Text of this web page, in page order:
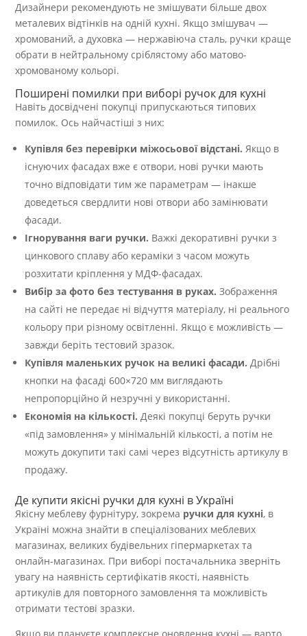
Дизайнери рекомендують не змішувати більше двох
металевих відтінків на одній кухні. Якщо змішувач —
хромований, а духовка — нержавіюча сталь, ручки краще
обрати в нейтральному сріблястому або матово-
хромованому кольорі.
Поширені помилки при виборі ручок для кухні
Навіть досвідчені покупці припускаються типових
помилок. Ось найчастіші з них:
Купівля без перевірки міжосьової відстані. Якщо в
існуючих фасадах вже є отвори, нові ручки мають
точно відповідати тим же параметрам — інакше
доведеться свердлити нові отвори або замінювати
фасади.
Ігнорування ваги ручки. Важкі декоративні ручки з
цинкового сплаву або кераміки з часом можуть
розхитати кріплення у МДФ-фасадах.
Вибір за фото без тестування в руках. Зображення
на сайті не передає ні відчуття матеріалу, ні реального
кольору при різному освітленні. Якщо є можливість —
завжди беріть тестовий зразок.
Купівля маленьких ручок на великі фасади. Дрібні
кнопки на фасаді 600×720 мм виглядають
непропорційно й незручні у використанні.
Економія на кількості. Деякі покупці беруть ручки
«під замовлення» у мінімальній кількості, а потім не
можуть докупити такі самі через відсутність артикулу в
продажу.
Де купити якісні ручки для кухні в Україні
Якісну меблеву фурнітуру, зокрема ручки для кухні, в
Україні можна знайти в спеціалізованих меблевих
магазинах, великих будівельних гіпермаркетах та
онлайн-магазинах. При виборі постачальника зверніть
увагу на наявність сертифікатів якості, наявність
артикулів для повторного замовлення та можливість
отримати тестові зразки.